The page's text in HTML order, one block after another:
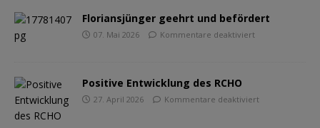
Floriansjünger geehrt und befördert
07. Mai 2026 Kommentare deaktiviert
Positive Entwicklung des RCHO
27. April 2026 Kommentare deaktiviert